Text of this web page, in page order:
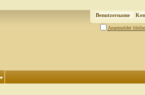
Angemeldet